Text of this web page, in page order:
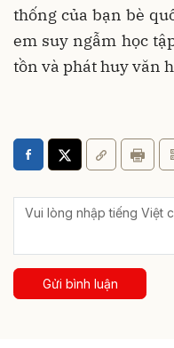
thống của bạn bè
em suy ngẫm học
tồn và phát huy văn
Gửi bình luận